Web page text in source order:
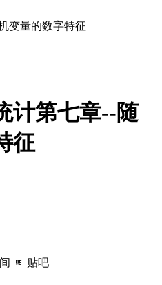
变量的数字特征
计第七章--随
征
贴吧